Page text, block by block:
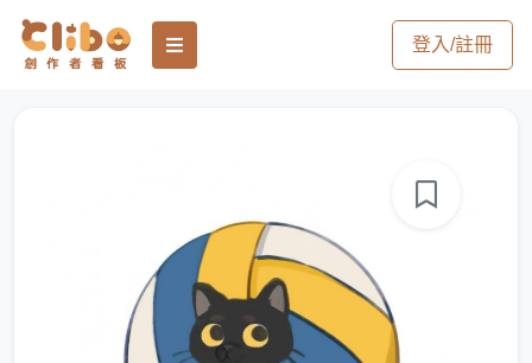
登入/註冊